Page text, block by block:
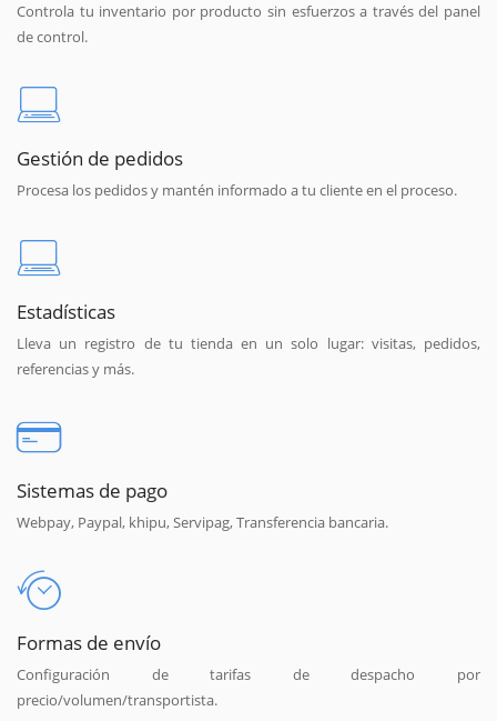
Controla tu inventario por producto sin esfuerzos a través del panel
de control.
Gestión de pedidos
Procesa los pedidos y mantén informado a tu cliente en el proceso.
Estadísticas
Lleva un registro de tu tienda en un solo lugar: visitas, pedidos,
referencias y más.
Sistemas de pago
Webpay, Paypal, khipu, Servipag, Transferencia bancaria.
Formas de envío
Configuración de tarifas de despacho por
precio/volumen/transportista.